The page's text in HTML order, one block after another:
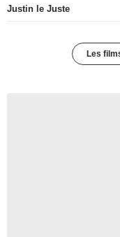
Justin le Juste
Les